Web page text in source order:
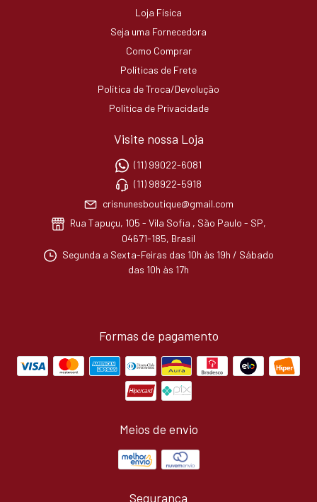
Loja Física
Seja uma Fornecedora
Como Comprar
Políticas de Frete
Política de Troca/Devolução
Política de Privacidade
Visite nossa Loja
(11) 99022-6081
(11) 98922-5918
crisnunesboutique@gmail.com
Rua Tapuçu, 105 - Vila Sofia , São Paulo - SP,
04671-185, Brasil
Segunda a Sexta-Feiras das 10h às 19h / Sábado
das 10h às 17h
Formas de pagamento
Meios de envio
Segurança